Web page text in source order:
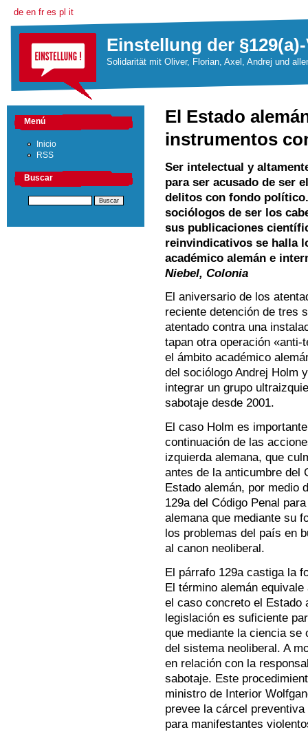
de en fr es pl it
Einstellung der
Solidarität mit Oliver, Florian, Axel, Andrej und
El Estado
instrumentos
Ser intelectual y
para ser acusado de ser
delitos con fondo
sociólogos de ser los
sus publicaciones
reinvindicativos se halla
académico alemán e
Niebel, Colonia
El aniversario de los
reciente detención de tres
atentado contra una
tapan otra operación
el ámbito académico
del sociólogo Andrej Holm
integrar un grupo
sabotaje desde 2001.
El caso Holm es
continuación de las
izquierda alemana, que
antes de la anticumbre del
Estado alemán, por medio
129a del Código Penal
alemana que mediante su
los problemas del país en
al canon neoliberal.
El párrafo 129a castiga la
El término alemán
el caso concreto el Estado
legislación es suficiente
que mediante la ciencia se
del sistema neoliberal. A
en relación con la
sabotaje. Este
ministro de Interior
prevee la cárcel
para manifestantes
Menú
Inicio
RSS
Buscar